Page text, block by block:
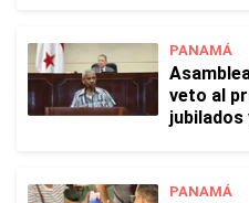
PANAMÁ
veto al
jubilados
PANAMÁ